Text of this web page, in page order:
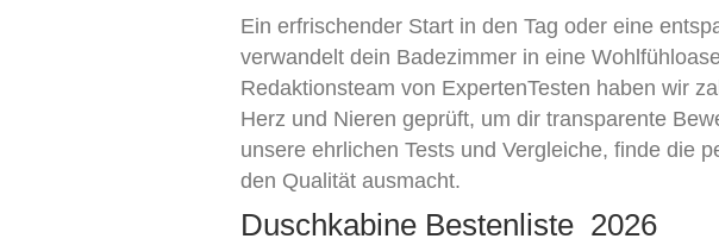
Ein erfrischender Start in den Tag oder eine
verwandelt dein Badezimmer in eine
Redaktionsteam von ExpertenTesten haben wir
Herz und Nieren geprüft, um dir transparente
unsere ehrlichen Tests und Vergleiche, finde die
den Qualität ausmacht.
Duschkabine Bestenliste 2026